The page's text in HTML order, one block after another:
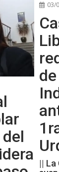
03/
|| La